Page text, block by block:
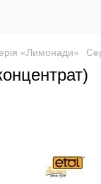
«Лимонади»